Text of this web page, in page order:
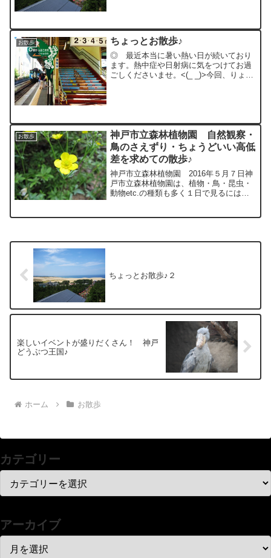
お散歩 ちょっとお散歩♪
◎ 最近本当に暑い熱い日が続いており
ます。熱中症や日射病に気をつけてお過
ごしくださいませ。<(_ _)>今回、りょう
お散歩
神戸市立森林植物園 自然観察・
鳥のさえずり・ちょうどいい高低
差を求めての散歩♪
神戸市立森林植物園 2016年５月７日神
戸市立森林植物園は、植物・鳥・昆虫・
動物etc.の種類も多く１日で見るには時
ちょっとお散歩♪２
楽しいイベントが盛りだくさん！ 神戸
どうぶつ王国♪
ホーム お散歩
カテゴリー
アーカイブ